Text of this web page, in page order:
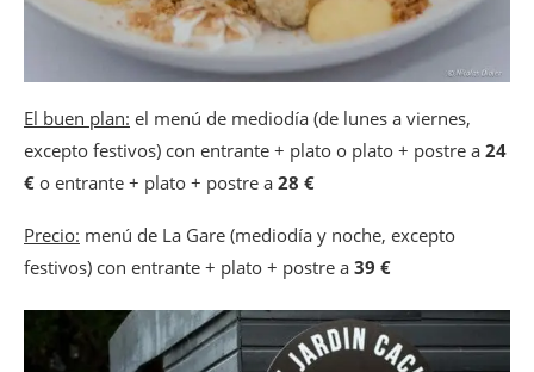
El buen plan: el menú de mediodía (de lunes a viernes,
excepto festivos) con entrante + plato o plato + postre a 24
€ o entrante + plato + postre a 28 €
Precio: menú de La Gare (mediodía y noche, excepto
festivos) con entrante + plato + postre a 39 €